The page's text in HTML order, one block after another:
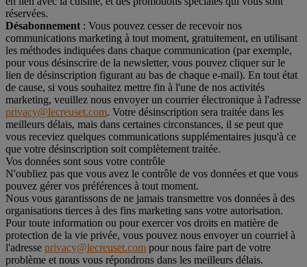
réservées.
Désabonnement : Vous pouvez cesser de recevoir nos
communications marketing à tout moment, gratuitement, en utilisant
les méthodes indiquées dans chaque communication (par exemple,
pour vous désinscrire de la newsletter, vous pouvez cliquer sur le
lien de désinscription figurant au bas de chaque e-mail). En tout état
de cause, si vous souhaitez mettre fin à l'une de nos activités
marketing, veuillez nous envoyer un courrier électronique à l'adresse
privacy@lecreuset.com. Votre désinscription sera traitée dans les
meilleurs délais, mais dans certaines circonstances, il se peut que
vous receviez quelques communications supplémentaires jusqu'à ce
que votre désinscription soit complètement traitée.
Vos données sont sous votre contrôle
N'oubliez pas que vous avez le contrôle de vos données et que vous
pouvez gérer vos préférences à tout moment.
Nous vous garantissons de ne jamais transmettre vos données à des
organisations tierces à des fins marketing sans votre autorisation.
Pour toute information ou pour exercer vos droits en matière de
protection de la vie privée, vous pouvez nous envoyer un courriel à
l'adresse privacy@lecreuset.com pour nous faire part de votre
problème et nous vous répondrons dans les meilleurs délais.